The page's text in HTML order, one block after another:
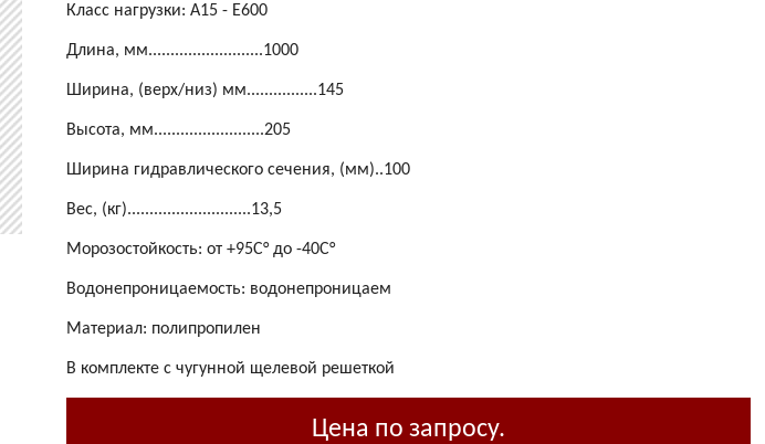
Класс нагрузки: A15 - E600
Длина, мм..........................1000
Ширина, (верх/низ) мм................145
Высота, мм.........................205
Ширина гидравлического сечения, (мм)..100
Вес, (кг)............................13,5
Морозостойкость: от +95С° до -40С°
Водонепроницаемость: водонепроницаем
Материал: полипропилен
В комплекте с чугунной щелевой решеткой
Цена по запросу.